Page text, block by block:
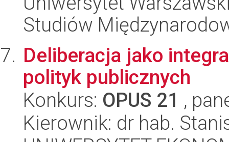
Studiów
Deliberacja jako
polityk publicznych
Konkurs: OPUS 21 ,
Kierownik: dr hab.